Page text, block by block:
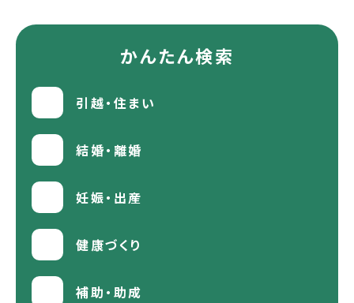
かんたん検索
引越・住まい
結婚・離婚
妊娠・出産
健康づくり
補助・助成